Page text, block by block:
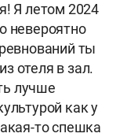
Я летом 2024
невероятно
ты
отеля в зал.
лучше
как у
то спешка